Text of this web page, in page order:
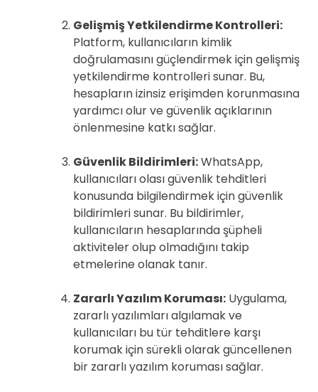
Gelişmiş Yetkilendirme Kontrolleri:
Platform, kullanıcıların kimlik
doğrulamasını güçlendirmek için gelişmiş
yetkilendirme kontrolleri sunar. Bu,
hesapların izinsiz erişimden korunmasına
yardımcı olur ve güvenlik açıklarının
önlenmesine katkı sağlar.
Güvenlik Bildirimleri:WhatsApp,
kullanıcıları olası güvenlik tehditleri
konusunda bilgilendirmek için güvenlik
bildirimleri sunar. Bu bildirimler,
kullanıcıların hesaplarında şüpheli
aktiviteler olup olmadığını takip
etmelerine olanak tanır.
Zararlı Yazılım Koruması: Uygulama,
zararlı yazılımları algılamak ve
kullanıcıları bu tür tehditlere karşı
korumak için sürekli olarak güncellenen
bir zararlı yazılım koruması sağlar.